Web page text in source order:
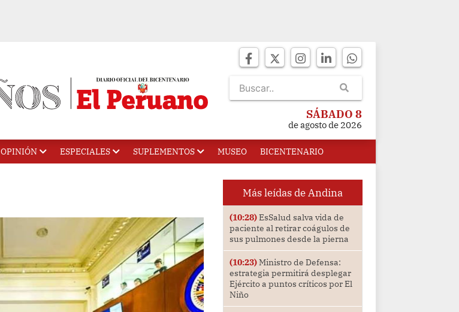
SÁBADO 8
de agosto de 2026
OPINIÓN ESPECIALES SUPLEMENTOS MUSEO BICENTENARIO
Más leídas de Andina
(10:28)EsSalud salva vida de
paciente al retirar coágulos de
sus pulmones desde la pierna
(10:23)Ministro de Defensa:
estrategia permitirá desplegar
Ejército a puntos críticos por El
Niño